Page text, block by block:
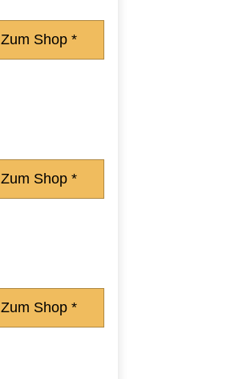
Zum Shop *
Zum Shop *
Zum Shop *